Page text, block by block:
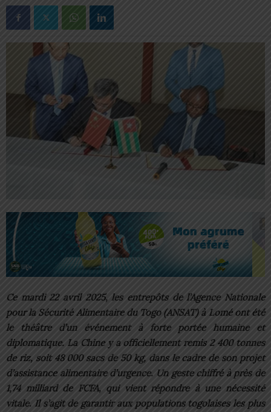
Ce mardi 22 avril 2025, les entrepôts de l’Agence Nationale
pour la Sécurité Alimentaire du Togo (ANSAT) à Lomé ont été
le théâtre d’un événement à forte portée humaine et
diplomatique. La Chine y a officiellement remis 2 400 tonnes
de riz, soit 48 000 sacs de 50 kg, dans le cadre de son projet
d’assistance alimentaire d’urgence. Un geste chiffré à près de
1,74 milliard de FCFA, qui vient répondre à une nécessité
vitale. Il s’agit de garantir aux populations togolaises les plus